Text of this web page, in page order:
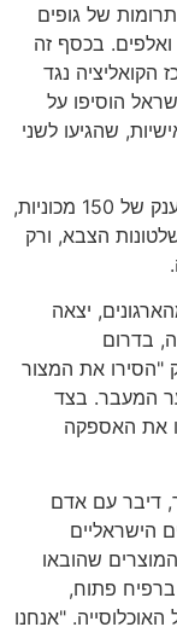
של גופים
בכסף זה
הקואליציה נגד
הוסיפו על
שהגיעו לשני
האספקה הובאה לגבול רצועת-עזה בשיירת ענק של 150 מכוניות,
הצבא, ורק
יצאה
בדרום
"הסירו את המצור
המעבר. בצד
את האספקה
דיבר עם אדם
הישראליים
שהובאו
פתוח,
"אנחנו